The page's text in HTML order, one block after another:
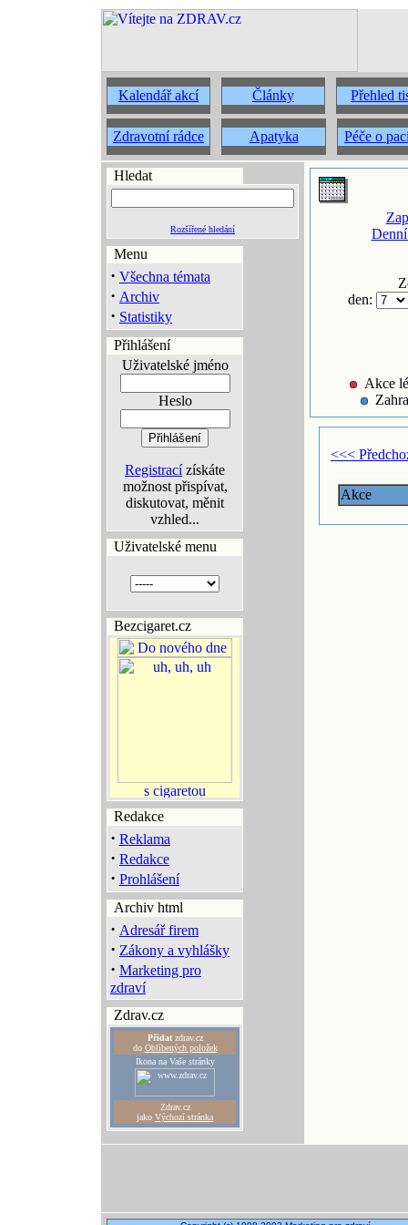
Kalendář akcí Články Přehled
Zdravotní rádce Apatyka Péče o
Hledat
Rozšířené hledání
Menu
· Všechna témata
· Archiv
· Statistiky
Přihlášení
Uživatelské jméno
Heslo
Registracízískáte
možnost přispívat,
diskutovat, měnit
vzhled...
Uživatelské menu
Bezcigaret.cz
Redakce
· Reklama
· Redakce
· Prohlášení
Archiv html
· Adresář firem
· Zákony a vyhlášky
· Marketing pro
zdraví
Zdrav.cz
Přidatzdrav.cz
do Oblíbených položek
Ikona na Vaše stránky
Zdrav.cz
jako Výchozí stránka
den:
Akce
<<<
Akce